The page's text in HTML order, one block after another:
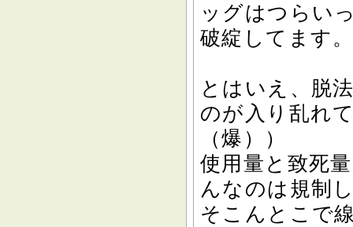
ッグはつらい
破綻してます
とはいえ、脱
のが入り乱れ
（爆））
使用量と致死
んなのは規制
そこんとこで